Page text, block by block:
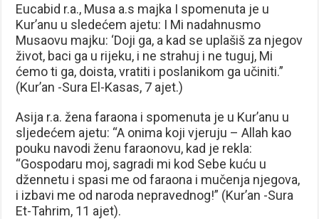
Eucabid r.a., Musa a.s majka I spomenuta je u
Kur’anu u sledećem ajetu: I Mi nadahnusmo
Musaovu majku: ‘Doji ga, a kad se uplašiš za njegov
život, baci ga u rijeku, i ne strahuj i ne tuguj, Mi
ćemo ti ga, doista, vratiti i poslanikom ga učiniti.”
(Kur’an -Sura El-Kasas, 7 ajet.)
Asija r.a. žena faraona i spomenuta je u Kur’anu u
sljedećem ajetu: “A onima koji vjeruju – Allah kao
pouku navodi ženu faraonovu, kad je rekla:
“Gospodaru moj, sagradi mi kod Sebe kuću u
džennetu i spasi me od faraona i mučenja njegova,
i izbavi me od naroda nepravednog!” (Kur’an -Sura
Et-Tahrim, 11 ajet).